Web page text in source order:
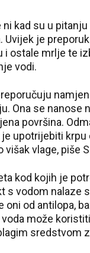
kad su u
Uvijek je
i ostale mrlje te
vodi.
Ona se nanose
površina.
upotrijebiti krpu
višak vlage, piše
kod kojih je
s vodom nalaze
od antilopa,
voda može
sredstvom